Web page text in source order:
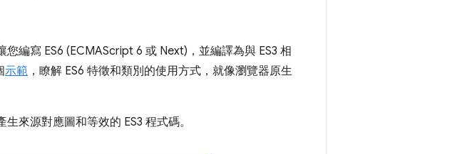
您編寫 ES6 (ECMAScript 6 或 Next)，並編譯為與 ES3 相
示範 ，瞭解 ES6 特徵和類別的使用方式，就像瀏覽器原生
來源對應圖和等效的 ES3 程式碼。